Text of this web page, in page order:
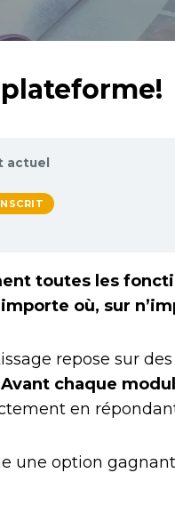
actuel
toutes les
où, sur
repose sur
Avant chaque
en
une option